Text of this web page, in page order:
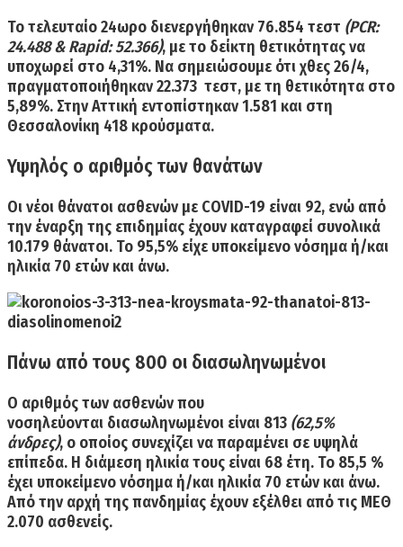
Το τελευταίο 24ωρο διενεργήθηκαν 76.854 τεστ (PCR:
24.488 & Rapid: 52.366), μετο δείκτη θετικότητας να
υποχωρεί στο 4,31%. Να σημειώσουμε ότι χθες 26/4,
πραγματοποιήθηκαν 22.373 τεστ, με τη θετικότητα στο
5,89%. Στην Αττική εντοπίστηκαν1.581 και στη
Θεσσαλονίκη 418κρούσματα.
Υψηλός ο αριθμός των θανάτων
Οινέοι θάνατοι ασθενών με COVID-19 είναι 92, ενώ από
την έναρξη της επιδημίας έχουν καταγραφεί συνολικά
10.179 θάνατοι. Το 95,5% είχε υποκείμενο νόσημα ή/και
ηλικία 70 ετών και άνω.
Πάνω από τους 800 οι διασωληνωμένοι
Ο αριθμός των ασθενών που
νοσηλεύονται διασωληνωμένοι είναι 813 (62,5%
άνδρες), ο οποίος συνεχίζει να παραμένει σε υψηλά
επίπεδα. Η διάμεση ηλικία τους είναι 68 έτη. Το 85,5 %
έχει υποκείμενο νόσημα ή/και ηλικία 70 ετών και άνω.
Από την αρχή της πανδημίας έχουν εξέλθει από τις ΜΕΘ
2.070 ασθενείς.